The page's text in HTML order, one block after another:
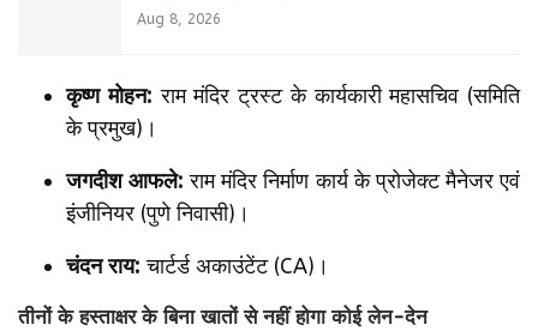
Aug 8, 2026
कृष्ण मोहन: राम मंदिर ट्रस्ट के कार्यकारी महासचिव (समिति
के प्रमुख)।
जगदीश आफले: राम मंदिर निर्माण कार्य के प्रोजेक्ट मैनेजर एवं
इंजीनियर (पुणे निवासी)।
चंदन राय: चार्टर्ड अकाउंटेंट (CA)।
तीनों के हस्ताक्षर के बिना खातों से नहीं होगा कोई लेन-देन